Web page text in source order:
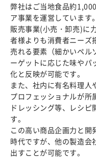
弊社はご当地食品約
ア事業を運営しています。
販売事業(小売・卸売)に
者様よりも消費者ニーズ
売れる要素（細かいペル
ーゲットに応じた味やパ
化と反映が可能です。
また、社内に有名料理人
プロフェッショナルが所
ドレッシング等、レシ
す。
この高い商品企画力と開
時代ですが、他の製造会
出すことが可能です。